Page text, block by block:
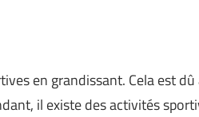
en grandissant. Cela est dû
il existe des activités